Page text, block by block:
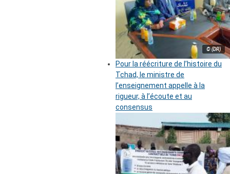
© (DR)
Pour la réécriture de l’histoire du
Tchad, le ministre de
l’enseignement appelle à la
rigueur, à l’écoute et au
consensus